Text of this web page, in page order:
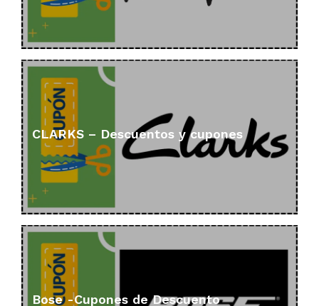
CLARKS – Descuentos y cupones
Bose -Cupones de Descuento